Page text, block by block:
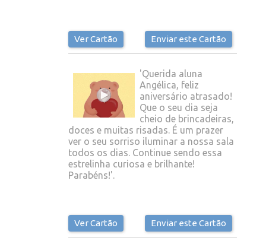
Ver Cartão Enviar este Cartão
'Querida aluna
Angélica, feliz
aniversário atrasado!
Que o seu dia seja
cheio de brincadeiras,
doces e muitas risadas. É um prazer
ver o seu sorriso iluminar a nossa sala
todos os dias. Continue sendo essa
estrelinha curiosa e brilhante!
Parabéns!'.
Ver Cartão Enviar este Cartão